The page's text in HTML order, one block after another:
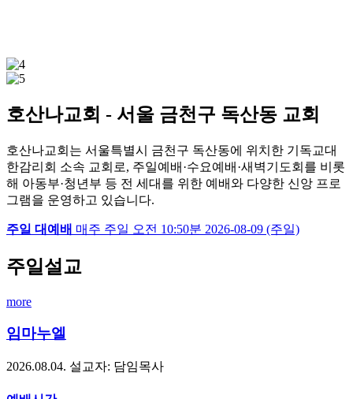
호산나교회 - 서울 금천구 독산동 교회
호산나교회는 서울특별시 금천구 독산동에 위치한 기독교대
한감리회 소속 교회로, 주일예배·수요예배·새벽기도회를 비롯
해 아동부·청년부 등 전 세대를 위한 예배와 다양한 신앙 프로
그램을 운영하고 있습니다.
주일 대예배 매주 주일 오전 10:50분 2026-08-09 (주일)
주일설교
more
임마누엘
2026.08.04. 설교자: 담임목사